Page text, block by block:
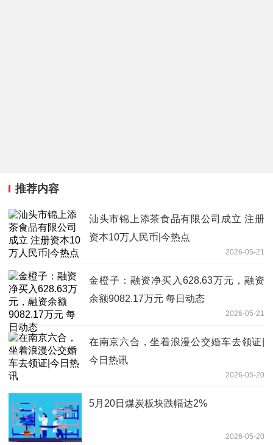
推荐内容
汕头市锦上添茶食品有限公司成立 注册
资本10万人民币|今热点
2026-05-21
金橙子：融资净买入628.63万元，融资
余额9082.17万元 每日动态
2026-05-21
在南京六合，坐着浪漫公交婚车去领证|
今日热讯
2026-05-20
5月20日煤炭板块跌幅达2%
2026-05-20